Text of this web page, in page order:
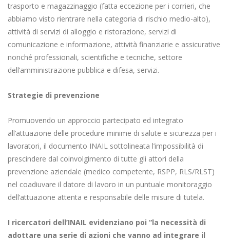
trasporto e magazzinaggio (fatta eccezione per i corrieri, che
abbiamo visto rientrare nella categoria di rischio medio-alto),
attività di servizi di alloggio e ristorazione, servizi di
comunicazione e informazione, attività finanziarie e assicurative
nonché professionali, scientifiche e tecniche, settore
dell’amministrazione pubblica e difesa, servizi.
Strategie di prevenzione
Promuovendo un approccio partecipato ed integrato
all’attuazione delle procedure minime di salute e sicurezza per i
lavoratori, il documento INAIL sottolineata l’impossibilità di
prescindere dal coinvolgimento di tutte gli attori della
prevenzione aziendale (medico competente, RSPP, RLS/RLST)
nel coadiuvare il datore di lavoro in un puntuale monitoraggio
dell’attuazione attenta e responsabile delle misure di tutela.
I ricercatori dell’INAIL evidenziano poi “la necessità di
adottare una serie di azioni che vanno ad integrare il